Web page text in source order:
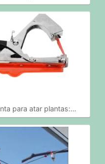
para atar plantas:…